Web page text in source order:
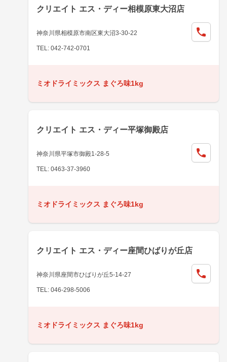
クリエイト エス・ディー相模原東大沼店
神奈川県相模原市南区東大沼3-30-22
TEL: 042-742-0701
ミオドライミックス まぐろ味1kg
クリエイト エス・ディー平塚御殿店
神奈川県平塚市御殿1-28-5
TEL: 0463-37-3960
ミオドライミックス まぐろ味1kg
クリエイト エス・ディー座間ひばりが丘店
神奈川県座間市ひばりが丘5-14-27
TEL: 046-298-5006
ミオドライミックス まぐろ味1kg